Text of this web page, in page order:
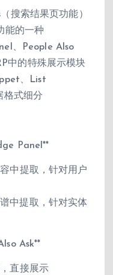
搜索结果页功能）
能的一种
、People Also
中的特殊展示模块
、List
式细分
Panel**
中提取，针对用户
中提取，针对实体
Ask**
直接展示